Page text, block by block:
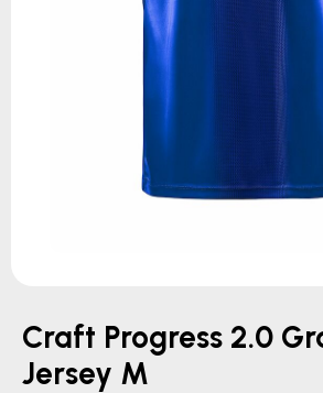
Craft Progress 2.0
Jersey M